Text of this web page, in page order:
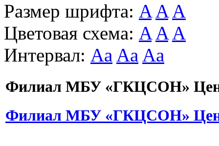
Размер шрифта: A A A
Цветовая схема: A A A
Интервал: Aa Aa Aa
Филиал МБУ «ГКЦСОН»
Филиал МБУ «ГКЦСОН»